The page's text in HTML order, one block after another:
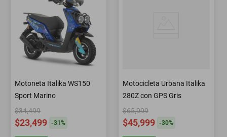
Motoneta Italika WS150
Sport Marino
$34,499
$23,499 -31%
Motocicleta Urbana Italika
280Z con GPS Gris
$65,999
$45,999 -30%